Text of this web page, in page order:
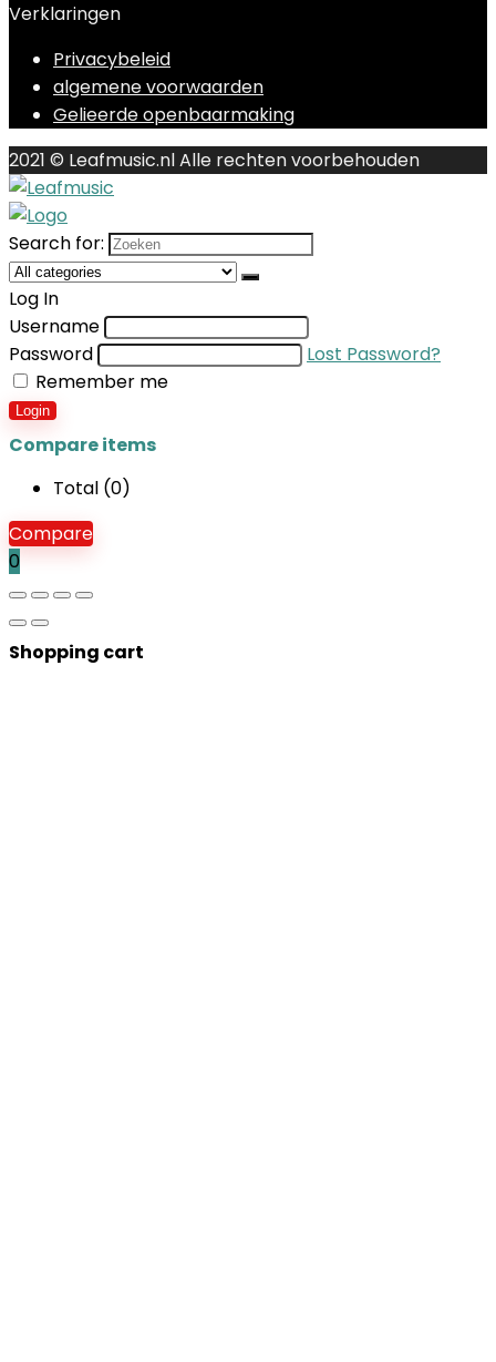
Verklaringen
Privacybeleid
algemene voorwaarden
Gelieerde openbaarmaking
2021 © Leafmusic.nl Alle rechten voorbehouden
Search for:
Log In
Username
Password
Lost Password?
Remember me
Login
Compare items
Total (0)
Compare
0
Shopping cart